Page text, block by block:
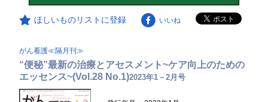
ほしいものリストに登録 いいね
がん看護≪隔月刊≫
“便秘”最新の治療とアセスメント~ケア向上のための
エッセンス~(Vol.28 No.1)2023年1－2月号